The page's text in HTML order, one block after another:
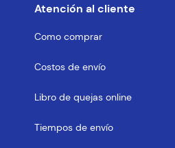
Atención al cliente
Como comprar
Costos de envío
Libro de quejas online
Tiempos de envío